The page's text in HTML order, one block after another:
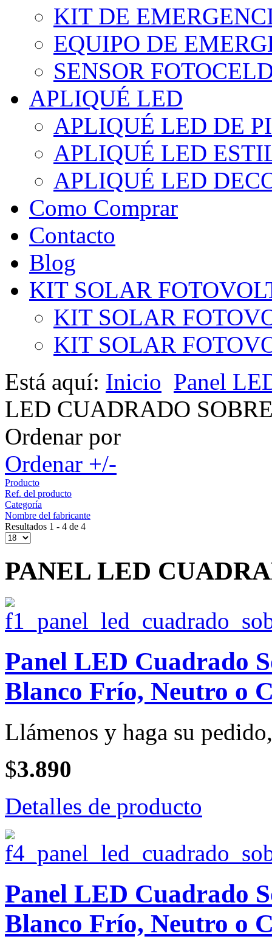
KIT DE
EQUIPO DE
SENSOR
APLIQUÉ LED
APLIQUÉ LED DE
APLIQUÉ LED
APLIQUÉ LED
Como Comprar
Contacto
Blog
KIT SOLAR
KIT SOLAR
KIT SOLAR
Está aquí: Inicio Panel
LED CUADRADO
Ordenar por
Ordenar +/-
Producto
Ref. del producto
Categoría
Nombre del fabricante
Resultados 1 - 4 de 4
PANEL LED
Panel LED Cuadrado
Blanco Frío, Neutro o
Llámenos y haga su
$3.890
Detalles de producto
Panel LED Cuadrado
Blanco Frío, Neutro o